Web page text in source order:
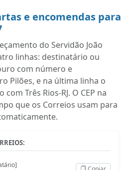
e encomendas para
do Servidão João
linhas: destinatário ou
com número e
Pilões, e na última linha o
com Três Rios-RJ. O CEP na
que os Correios usam para